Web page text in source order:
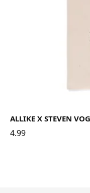
ALLIKE X STEVEN
4.99